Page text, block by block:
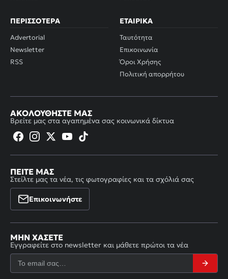
ΠΕΡΙΣΣΌΤΕΡΑ
Advertorial
Newsletter
RSS
ΕΤΑΙΡΙΚΆ
Ταυτότητα
Επικοινωνία
Όροι Χρήσης
Πολιτική απορρήτου
ΑΚΟΛΟΥΘΉΣΤΕ ΜΑΣ
Βρείτε μας στα αγαπημένα σας κοινωνικά δίκτυα
ΠΕΊΤΕ ΜΑΣ
Στείλτε μας τα νέα, τις φωτογραφίες και τα σχόλιά σας
Επικοινωνήστε
ΜΗΝ ΧΆΣΕΤΕ
Εγγραφείτε στο newsletter και μάθετε πρώτοι τα νέα